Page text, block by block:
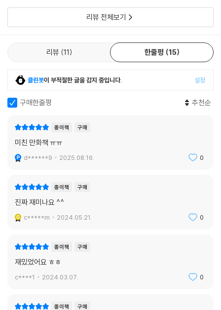
리뷰 전체보기
리뷰 11 한줄평 15
클린봇이 부적절한 글을 감지 중입니다. 설정
구매한줄평 추천순
종이책 구매
미친 만화책 ㅠㅠ
d******9 2025.08.16. 0
종이책 구매
진짜 재미나요 ^^
c*****m 2024.05.21. 0
종이책 구매
재밌었어요 ㅎㅎ
c****1 2024.03.07. 0
종이책 구매